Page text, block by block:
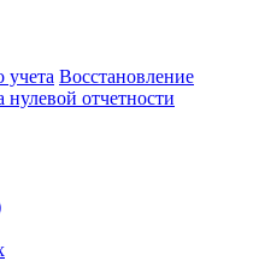
учета Восстановление
нулевой отчетности